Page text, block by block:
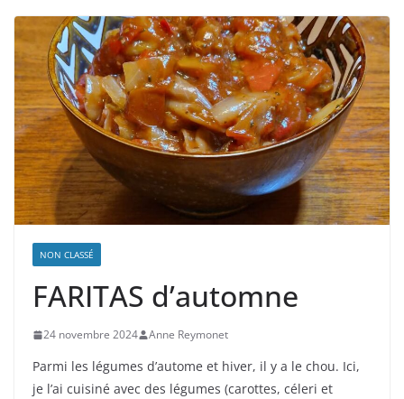
NON CLASSÉ
FARITAS d’automne
24 novembre 2024 Anne Reymonet
Parmi les légumes d’autome et hiver, il y a le chou. Ici,
je l’ai cuisiné avec des légumes (carottes, céleri et